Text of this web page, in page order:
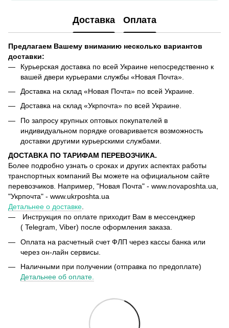
Доставка Оплата
Предлагаем Вашему вниманию несколько вариантов
доставки:
Курьерская доставка по всей Украине непосредственно к
вашей двери курьерами службы «Новая Почта».
Доставка на склад «Новая Почта» по всей Украине.
Доставка на склад «Укрпочта» по всей Украине.
По запросу крупных оптовых покупателей в
индивидуальном порядке оговаривается возможность
доставки другими курьерскими службами.
ДОСТАВКА ПО ТАРИФАМ ПЕРЕВОЗЧИКА.
Более подробно узнать о сроках и других аспектах работы
транспортных компаний Вы можете на официальном сайте
перевозчиков. Например, "Новая Почта" - www.novaposhta.ua,
"Укрпочта" - www.ukrposhta.ua
Детальнее о доставке
Инструкция по оплате приходит Вам в мессенджер
( Telegram, Viber) после оформления заказа.
Оплата на расчетный счет ФЛП через кассы банка или
через он-лайн сервисы.
Наличными при получении (отправка по предоплате)
Детальнее об оплате.